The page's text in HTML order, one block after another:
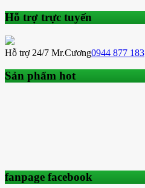
Hỗ trợ trực tuyến
Hỗ trợ 24/7 Mr.Cương0944 877 183
Sản phẩm hot
fanpage facebook